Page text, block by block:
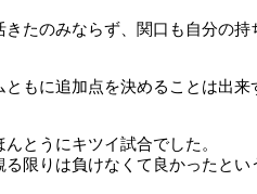
たのみならず、関口も自分の持
もに追加点を決めることは出来
とうにキツイ試合でした。
限りは負けなくて良かったとい